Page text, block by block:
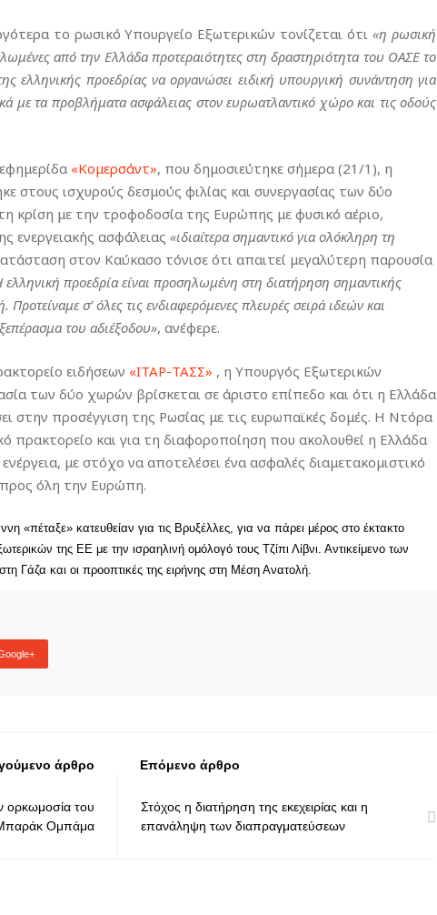
το ρωσικό Υπουργείο Εξωτερικών τονίζεται ότι «η ρωσική
από την Ελλάδα προτεραιότητες στη δραστηριότητα του ΟΑΣΕ το
ελληνικής προεδρίας να οργανώσει ειδική υπουργική συνάντηση για
με τα προβλήματα ασφάλειας στον ευρωατλαντικό χώρο και τις οδούς
«Κομερσάντ», που δημοσιεύτηκε σήμερα (21/1), η
στους ισχυρούς δεσμούς φιλίας και συνεργασίας των δύο
κρίση με την τροφοδοσία της Ευρώπης με φυσικό αέριο,
ενεργειακής ασφάλειας «ιδιαίτερα σημαντικό για ολόκληρη τη
στον Καύκασο τόνισε ότι απαιτεί μεγαλύτερη παρουσία
ελληνική προεδρία είναι προσηλωμένη στη διατήρηση σημαντικής
σ’ όλες τις ενδιαφερόμενες πλευρές σειρά ιδεών και
του αδιέξοδου», ανέφερε.
ειδήσεων «ΙΤΑΡ-ΤΑΣΣ» , η Υπουργός Εξωτερικών
των δύο χωρών βρίσκεται σε άριστο επίπεδο και ότι η Ελλάδα
στην προσέγγιση της Ρωσίας με τις ευρωπαϊκές δομές. Η Ντόρα
πρακτορείο και για τη διαφοροποίηση που ακολουθεί η Ελλάδα
με στόχο να αποτελέσει ένα ασφαλές διαμετακομιστικό
προς όλη την Ευρώπη.
«πέταξε» κατευθείαν για τις Βρυξέλλες, για να πάρει μέρος στο έκτακτο
της ΕΕ με την ισραηλινή ομόλογό τους Τζίπι Λίβνι. Αντικείμενο των
Γάζα και οι προοπτικές της ειρήνης στη Μέση Ανατολή.
άρθρο
ορκωμοσία του
Ομπάμα
Επόμενο άρθρο
Στόχος η διατήρηση της εκεχειρίας και η
επανάληψη των διαπραγματεύσεων